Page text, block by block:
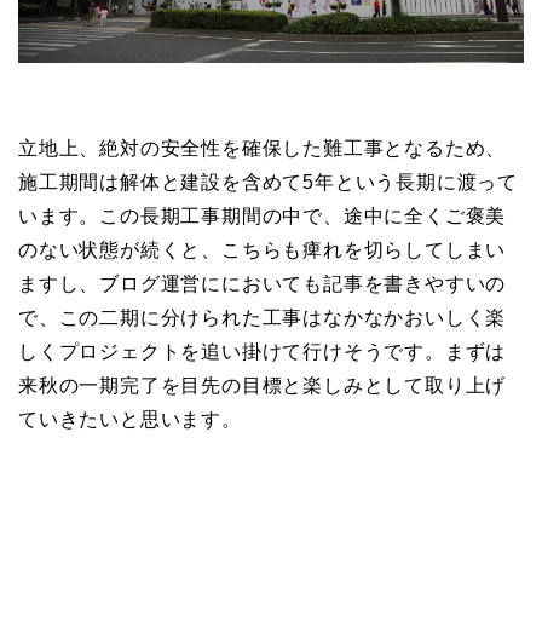
立地上、絶対の安全性を確保した難工事となるため、
施工期間は解体と建設を含めて5年という長期に渡って
います。この長期工事期間の中で、途中に全くご褒美
のない状態が続くと、こちらも痺れを切らしてしまい
ますし、ブログ運営ににおいても記事を書きやすいの
で、この二期に分けられた工事はなかなかおいしく楽
しくプロジェクトを追い掛けて行けそうです。まずは
来秋の一期完了を目先の目標と楽しみとして取り上げ
ていきたいと思います。